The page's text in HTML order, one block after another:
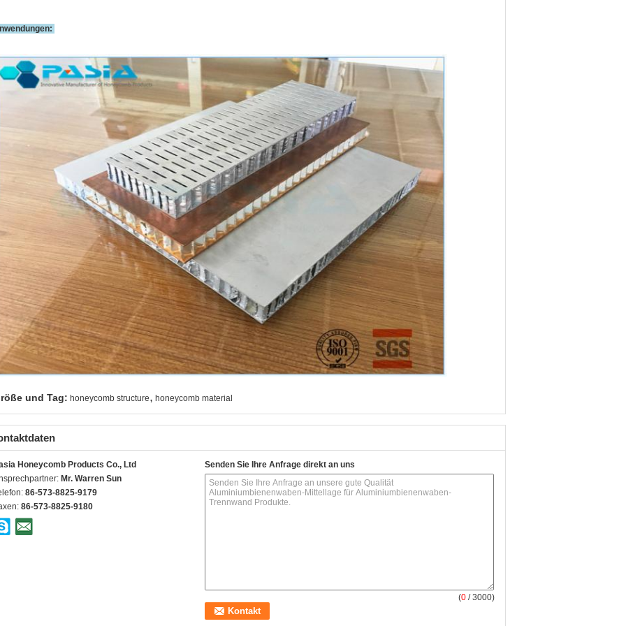
und Tag: honeycomb structure, honeycomb material
Honeycomb Products Co., Ltd
Mr. Warren Sun
86-573-8825-9179
86-573-8825-9180
Senden Sie Ihre Anfrage direkt an uns
(0 / 3000)